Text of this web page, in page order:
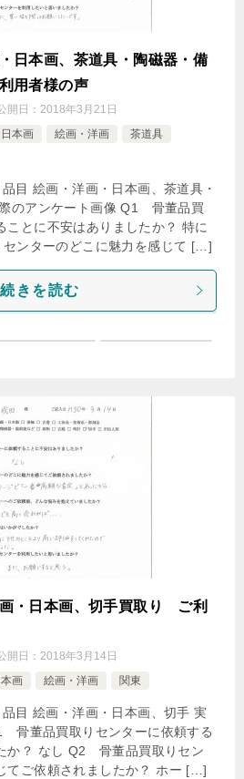
日本画、茶道具・陶磁器・備
用者様の声
開日： 2018年3月21日
日本画 絵画・洋画
茶道具
目 絵画・洋画・日本画、茶道具・
のアンケート画像 Q1 骨董品買
ことに不安はありましたか？ 特に
ンターのどこに魅力を感じて […]
続きを読む
画・日本画、切手買取り ご利
開日： 2018年3月14日
本画 絵画・洋画 関東
目 絵画・洋画・日本画、切手 実
骨董品買取りセンターに依頼する
か？ なし Q2 骨董品買取りセン
てご依頼されましたか？ ホー […]